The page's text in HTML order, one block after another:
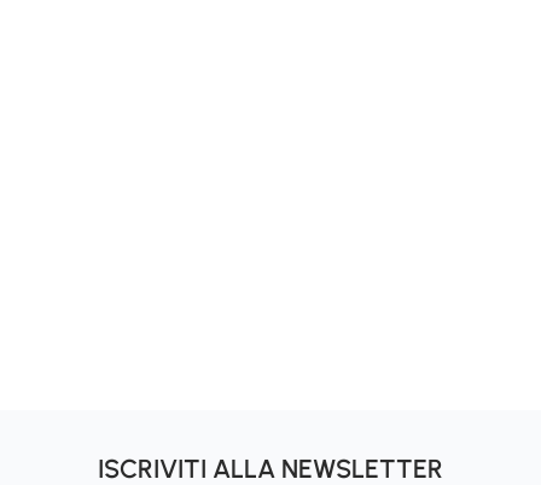
ISCRIVITI ALLA NEWSLETTER